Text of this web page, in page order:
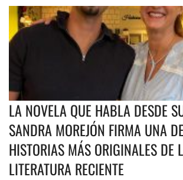
LA NOVELA QUE HABLA DESDE
SANDRA MOREJÓN FIRMA UNA
HISTORIAS MÁS ORIGINALES DE
LITERATURA RECIENTE